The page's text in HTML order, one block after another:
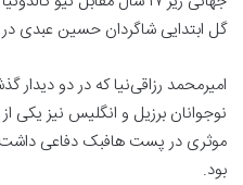
گل ابتدایی شاگردان حسین عبدی در
امیرمحمد رزاقی‌نیا که در دو دیدار
نوجوانان برزیل و انگلیس نیز یکی
موثری در پست هافبک دفاعی داشت،
بود.